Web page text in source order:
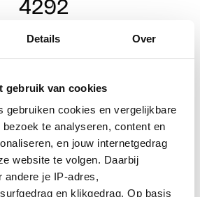
Details Over
gebruik van cookies
gebruiken cookies en vergelijkbare
te analyseren, content en
en jouw internetgedrag
website te volgen. Daarbij
andere je IP-adres,
en klikgedrag. Op basis
4292
Naar winkels